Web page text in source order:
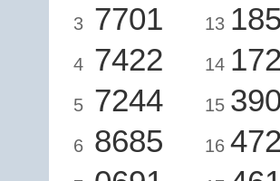
3 7701
4 7422
5 7244
6 8685
13
14
15
16